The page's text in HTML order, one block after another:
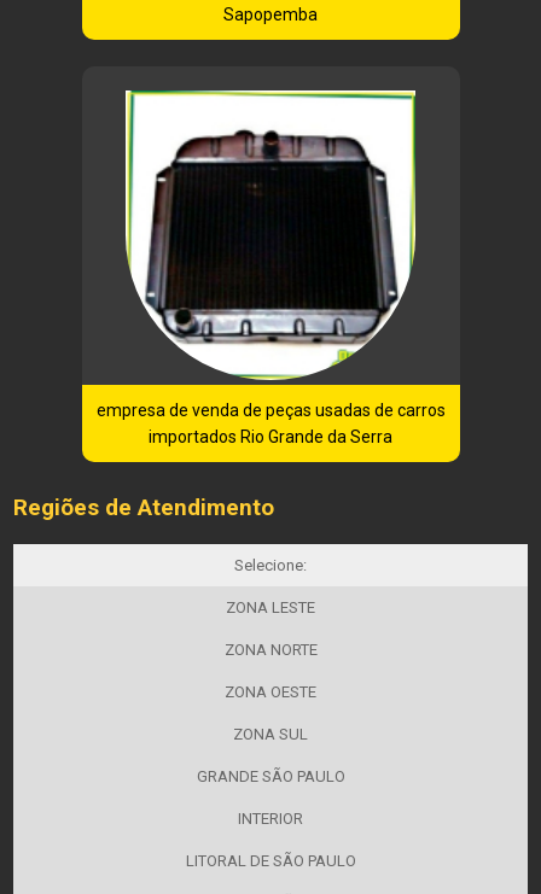
Sapopemba
empresa de venda de peças usadas de carros
importados Rio Grande da Serra
Regiões de Atendimento
Selecione:
ZONA LESTE
ZONA NORTE
ZONA OESTE
ZONA SUL
GRANDE SÃO PAULO
INTERIOR
LITORAL DE SÃO PAULO